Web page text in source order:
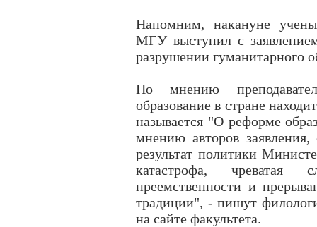
Напомним, накануне
МГУ выступил с
разрушении гуманитарного
По мнению
образование в стране
называется "О реформе
мнению авторов
результат политики
катастрофа, чреватая
преемственности и
традиции", - пишут
на сайте факультета.